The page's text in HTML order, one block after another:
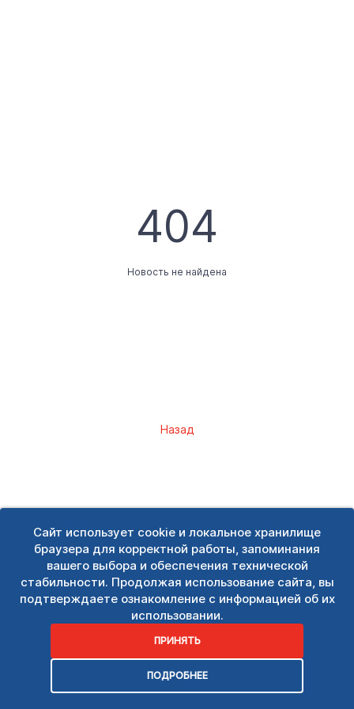
Сайт использует cookie и локальное хранилище
браузера для корректной работы, запоминания
вашего выбора и обеспечения технической
стабильности. Продолжая использование сайта, вы
подтверждаете ознакомление с информацией об их
использовании.
ПРИНЯТЬ
ПОДРОБНЕЕ
404
Новость не найдена
Назад